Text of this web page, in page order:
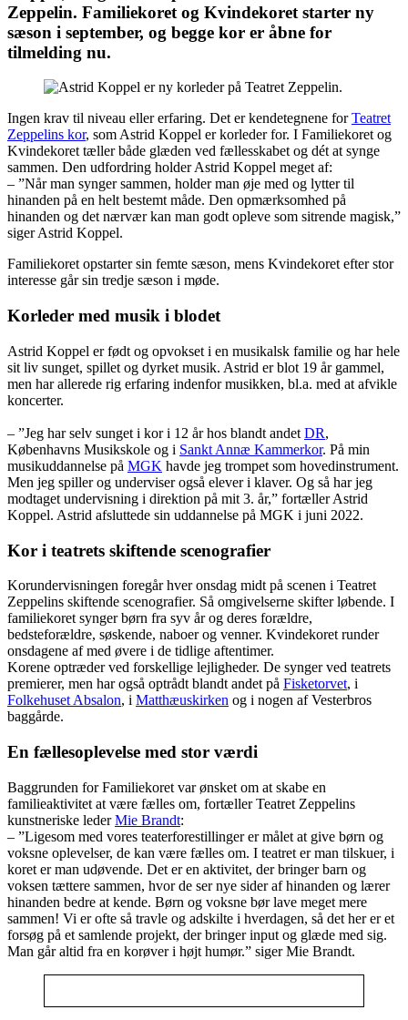
Zeppelin. Familiekoret og Kvindekoret starter ny
sæson i september, og begge kor er åbne for
tilmelding nu.
Ingen krav til niveau eller erfaring. Det er kendetegnene forTeatret
Zeppelins kor, som Astrid Koppel er korleder for. I Familiekoret og
Kvindekoret tæller både glæden ved fællesskabet og dét at synge
sammen. Den udfordring holder Astrid Koppel meget af:
– ”Når man synger sammen, holder man øje med og lytter til
hinanden på en helt bestemt måde. Den opmærksomhed på
hinanden og det nærvær kan man godt opleve som sitrende magisk,”
siger Astrid Koppel.
Familiekoret opstarter sin femte sæson, mens Kvindekoret efter stor
interesse går sin tredje sæson i møde.
Korleder med musik i blodet
Astrid Koppel er født og opvokset i en musikalsk familie og har hele
sit liv sunget, spillet og dyrket musik. Astrid er blot 19 år gammel,
men har allerede rig erfaring indenfor musikken, bl.a. med at afvikle
koncerter.
– ”Jeg har selv sunget i kor i 12 år hos blandt andet DR,
Københavns Musikskole og i Sankt Annæ Kammerkor. På min
musikuddannelse på MGK havde jeg trompet som hovedinstrument.
Men jeg spiller og underviser også elever i klaver. Og så har jeg
modtaget undervisning i direktion på mit 3. år,” fortæller Astrid
Koppel. Astrid afsluttede sin uddannelse på MGK i juni 2022.
Kor i teatrets skiftende scenografier
Korundervisningen foregår hver onsdag midt på scenen i Teatret
Zeppelins skiftende scenografier. Så omgivelserne skifter løbende. I
familiekoret synger børn fra syv år og deres forældre,
bedsteforældre, søskende, naboer og venner. Kvindekoret runder
onsdagene af med øvere i de tidlige aftentimer.
Korene optræder ved forskellige lejligheder. De synger ved teatrets
premierer, men har også optrådt blandt andet på Fisketorvet, i
Folkehuset Absalon, i Matthæuskirken og i nogen af Vesterbros
baggårde.
En fællesoplevelse med stor værdi
Baggrunden for Familiekoret var ønsket om at skabe en
familieaktivitet at være fælles om, fortæller Teatret Zeppelins
kunstneriske lederMie Brandt:
– ”Ligesom med vores teaterforestillinger er målet at give børn og
voksne oplevelser, de kan være fælles om. I teatret er man tilskuer, i
koret er man udøvende. Det er en aktivitet, der bringer barn og
voksen tættere sammen, hvor de ser nye sider af hinanden og lærer
hinanden bedre at kende. Børn og voksne bør lave meget mere
sammen! Vi er ofte så travle og adskilte i hverdagen, så det her er et
forsøg på et samlende projekt, der bringer input og glæde med sig.
Man går altid fra en korøver i højt humør.” siger Mie Brandt.